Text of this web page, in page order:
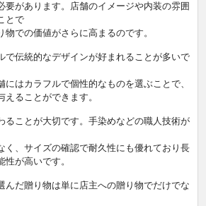
要があります。店舗のイメージや内装の雰囲
とで
での価値がさらに高まるのです。
で伝統的なデザインが好まれることが多いで
にはカラフルで個性的なものを選ぶことで、
ることができます。
ることが大切です。手染めなどの職人技術が
く、サイズの確認で耐久性にも優れており長
性が高いです。
んだ贈り物は単に店主への贈り物でだけでな